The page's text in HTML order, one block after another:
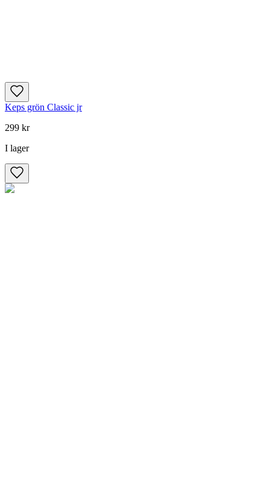
Keps grön Classic jr
299 kr
I lager